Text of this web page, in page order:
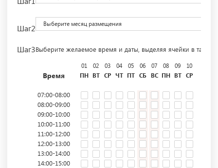
Шаг2 Выберите месяц размещения
Шаг3Выберите желаемое время и даты, выделяя ячейки в
Время
01
ПН
02
ВТ
03
СР
04
ЧТ
05
ПТ
06
СБ
07
ВС
08
ПН
09
ВТ
10
СР
07:00-08:00
08:00-09:00
09:00-10:00
10:00-11:00
11:00-12:00
12:00-13:00
13:00-14:00
14:00-15:00